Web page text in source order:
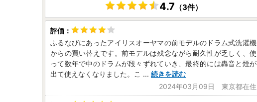
4.7 （3件）
ふるなびにあったアイリスオーヤマの前モデルのドラム式洗濯機
からの買い替えです。前モデルは残念ながら耐久性が乏しく、使
って数年で中のドラムが段々ずれていき、最終的には轟音と煙が
出て使えなくなりました。こ ... 続きを読む
2024年03月09日 東京都在住